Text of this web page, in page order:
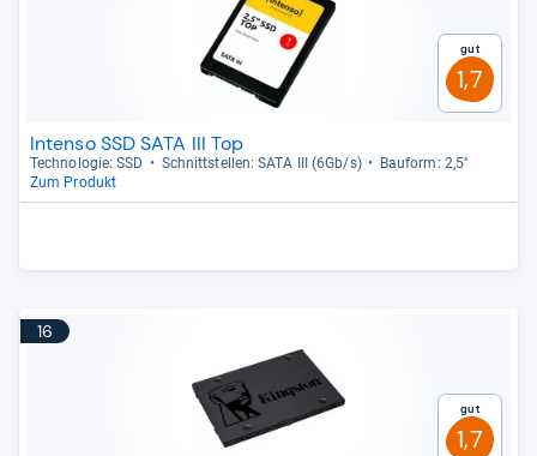
Gut
1,7
Intenso SSD SATA III Top
Tech­no­lo­gie: SSD Schnitt­stel­len: SATA III (6Gb/s)
Bau­form: 2,5"
Zum Produkt
16
Gut
1,7